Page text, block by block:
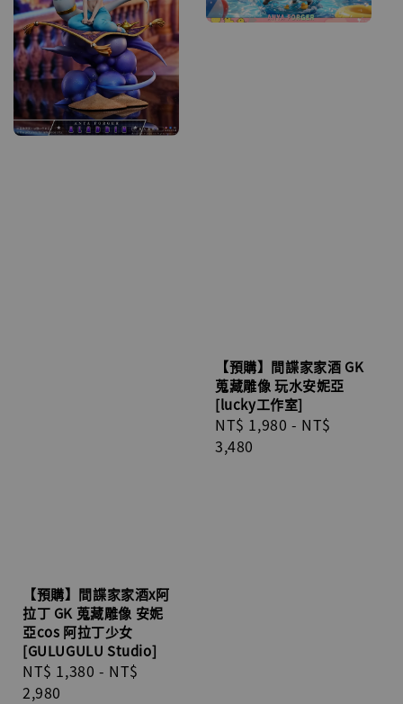
【預購】間諜家家酒x阿
拉丁 GK 蒐藏雕像 安妮
亞cos 阿拉丁少女
[GULUGULU Studio]
Regular
price
NT$ 1,380 - NT$
2,980
【預購】間諜家家酒 GK
蒐藏雕像 玩水安妮亞
[lucky工作室]
Regular
price
NT$ 1,980 - NT$
3,480